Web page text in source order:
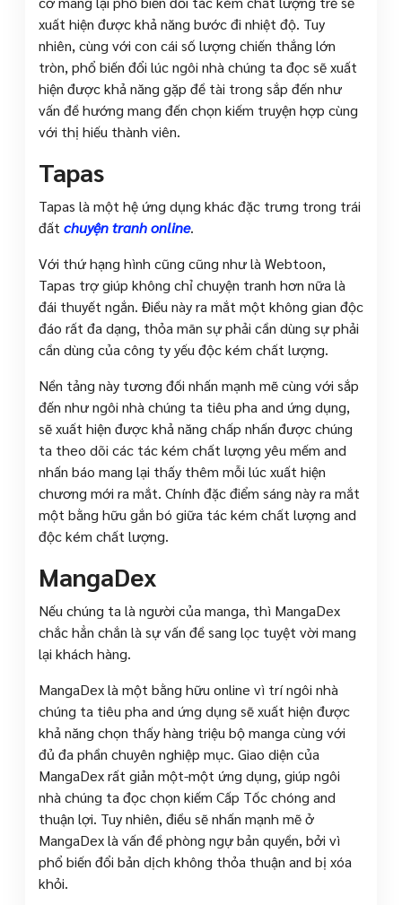
xuất hiện được khả năng bước đi nhiệt độ. Tuy
nhiên, cùng với con cái số lượng chiến thắng lớn
tròn, phổ biến đổi lúc ngôi nhà chúng ta đọc sẽ xuất
hiện được khả năng gặp đề tài trong sắp đến như
vấn đề hướng mang đến chọn kiếm truyện hợp cùng
với thị hiếu thành viên.
Tapas
Tapas là một hệ ứng dụng khác đặc trưng trong trái
đất chuyện tranh online.
Với thứ hạng hình cũng cũng như là Webtoon,
Tapas trợ giúp không chỉ chuyện tranh hơn nữa là
đái thuyết ngắn. Điều này ra mắt một không gian độc
đáo rất đa dạng, thỏa mãn sự phải cần dùng sự phải
cần dùng của công ty yếu độc kém chất lượng.
Nền tảng này tương đối nhấn mạnh mẽ cùng với sắp
đến như ngôi nhà chúng ta tiêu pha and ứng dụng,
sẽ xuất hiện được khả năng chấp nhấn được chúng
ta theo dõi các tác kém chất lượng yêu mếm and
nhấn báo mang lại thấy thêm mỗi lúc xuất hiện
chương mới ra mắt. Chính đặc điểm sáng này ra mắt
một bằng hữu gắn bó giữa tác kém chất lượng and
độc kém chất lượng.
MangaDex
Nếu chúng ta là người của manga, thì MangaDex
chắc hẳn chắn là sự vấn đề sang lọc tuyệt vời mang
lại khách hàng.
MangaDex là một bằng hữu online vì trí ngôi nhà
chúng ta tiêu pha and ứng dụng sẽ xuất hiện được
khả năng chọn thấy hàng triệu bộ manga cùng với
đủ đa phần chuyên nghiệp mục. Giao diện của
MangaDex rất giản một-một ứng dụng, giúp ngôi
nhà chúng ta đọc chọn kiếm Cấp Tốc chóng and
thuận lợi. Tuy nhiên, điều sẽ nhấn mạnh mẽ ở
MangaDex là vấn đề phòng ngự bản quyền, bởi vì
phổ biến đổi bản dịch không thỏa thuận and bị xóa
khỏi.